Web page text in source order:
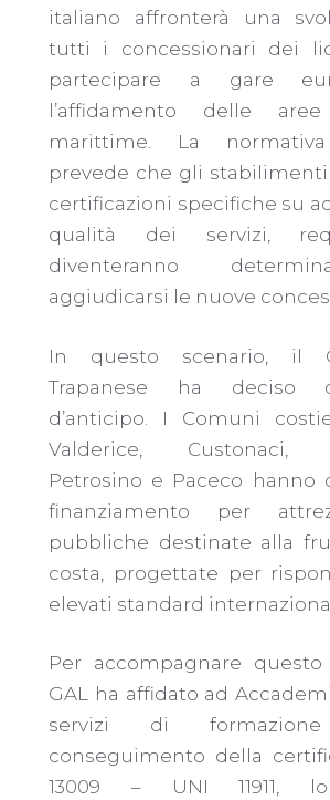
italiano affronterà una
tutti i concessionari dei
partecipare a gare
l’affidamento delle
marittime. La
prevede che gli
certificazioni specifiche su
qualità dei servizi,
diventeranno
aggiudicarsi le nuove
In questo scenario, il
Trapanese ha deciso
d’anticipo. I Comuni
Valderice, Custonaci,
Petrosino e Paceco hanno
finanziamento per
pubbliche destinate alla
costa, progettate per
elevati standard
Per accompagnare questo
GAL ha affidato ad
servizi di
conseguimento della
13009 – UNI 11911,